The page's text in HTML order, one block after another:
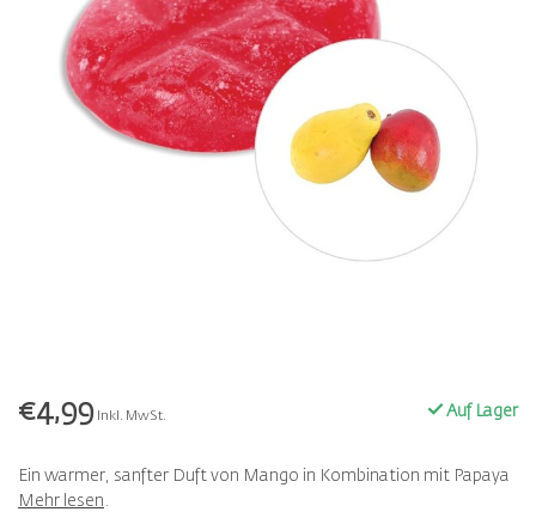
€4,99 Inkl. MwSt. Auf Lager
Ein warmer, sanfter Duft von Mango in Kombination mit Papaya
Mehr lesen .